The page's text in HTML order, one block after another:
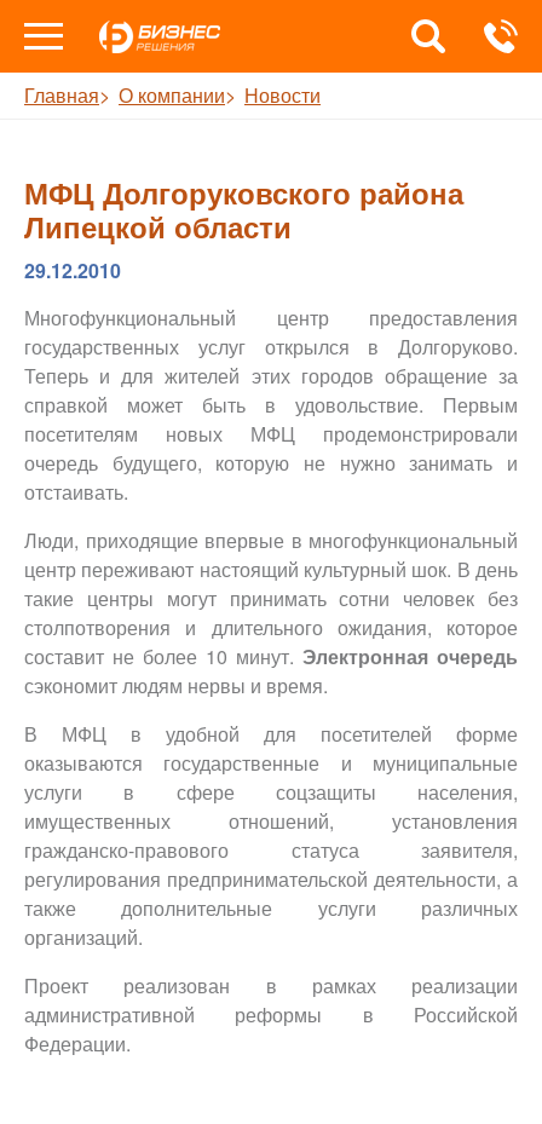
Главная О компании Новости
МФЦ Долгоруковского района
Липецкой области
29.12.2010
Многофункциональный центр предоставления
государственных услуг открылся в Долгоруково.
Теперь и для жителей этих городов обращение за
справкой может быть в удовольствие. Первым
посетителям новых МФЦ продемонстрировали
очередь будущего, которую не нужно занимать и
отстаивать.
Люди, приходящие впервые в многофункциональный
центр переживают настоящий культурный шок. В день
такие центры могут принимать сотни человек без
столпотворения и длительного ожидания, которое
составит не более 10 минут. Электронная очередь
сэкономит людям нервы и время.
В МФЦ в удобной для посетителей форме
оказываются государственные и муниципальные
услуги в сфере соцзащиты населения,
имущественных отношений, установления
гражданско-правового статуса заявителя,
регулирования предпринимательской деятельности, а
также дополнительные услуги различных
организаций.
Проект реализован в рамках реализации
административной реформы в Российской
Федерации.